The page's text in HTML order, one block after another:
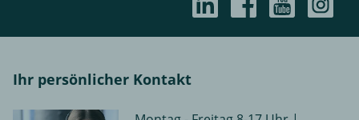
Ihr persönlicher Kontakt